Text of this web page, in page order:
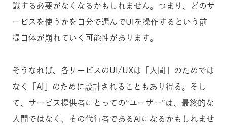
識する必要がなくなるかもしれません。つまり、どのサ
ービスを使うかを自分で選んでUIを操作するという前
提自体が崩れていく可能性があります。
そうなれば、各サービスのUI/UXは「人間」のためでは
なく「AI」のために設計されることもあり得る。そし
て、サービス提供者にとっての“ユーザー”は、最終的な
人間ではなく、その代行者であるAIになるかもしれませ